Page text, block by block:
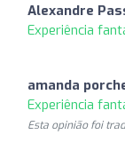
Alexandre
Experiência
amanda
Experiência
Esta opinião foi